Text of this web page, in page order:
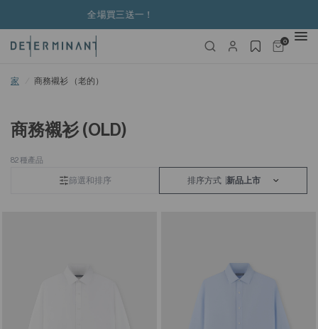
購物滿港幣650元以上免運費
0
家 商務襯衫 （老的）
商務襯衫 (OLD)
篩選和排序 排序方式
82 種產品